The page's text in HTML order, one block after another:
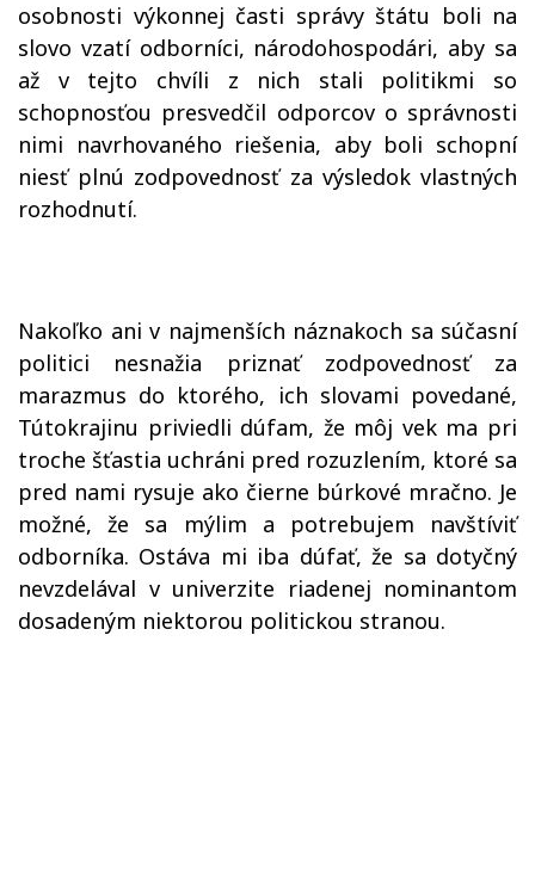
osobnosti výkonnej časti správy štátu boli na
slovo vzatí odborníci, národohospodári, aby sa
až v tejto chvíli z nich stali politikmi so
schopnosťou presvedčil odporcov o správnosti
nimi navrhovaného riešenia, aby boli schopní
niesť plnú zodpovednosť za výsledok vlastných
rozhodnutí.
Nakoľko ani v najmenších náznakoch sa súčasní
politici nesnažia priznať zodpovednosť za
marazmus do ktorého, ich slovami povedané,
Tútokrajinu priviedli dúfam, že môj vek ma pri
troche šťastia uchráni pred rozuzlením, ktoré sa
pred nami rysuje ako čierne búrkové mračno. Je
možné, že sa mýlim a potrebujem navštíviť
odborníka. Ostáva mi iba dúfať, že sa dotyčný
nevzdelával v univerzite riadenej nominantom
dosadeným niektorou politickou stranou.